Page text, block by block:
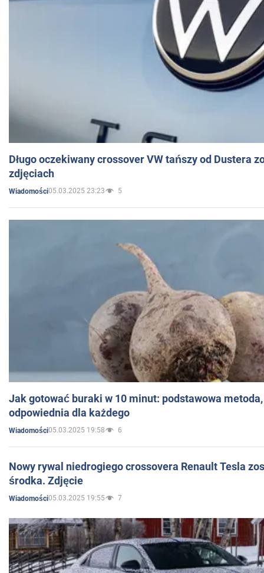
Długo oczekiwany crossover VW tańszy od Dustera
zdjęciach
Wiadomości05.03.2025 23:23 5
Jak gotować buraki w 10 minut: podstawowa
odpowiednia dla każdego
Wiadomości05.03.2025 19:58 6
Nowy rywal niedrogiego crossovera Renault Tesla
środka. Zdjęcie
Wiadomości05.03.2025 19:55 7